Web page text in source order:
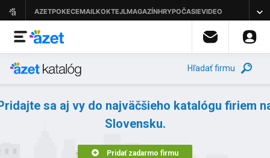
Hľadať firmu
sa aj vy do najväčšieho katalógu firiem
Slovensku.
Pridať zadarmo firmu